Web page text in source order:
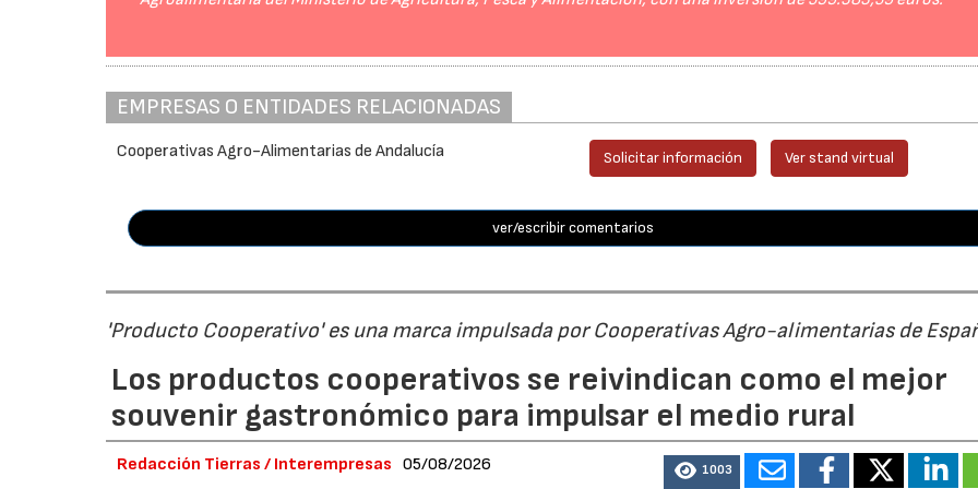
EMPRESAS O ENTIDADES RELACIONADAS
Cooperativas Agro-Alimentarias de Andalucía Solicitar información Ver stand virtual
ver/escribir comentarios
'Producto Cooperativo' es una marca impulsada por Cooperativas Agro-alimentarias de
Los productos cooperativos se reivindican como el mejor
souvenir gastronómico para impulsar el medio rural
Redacción Tierras / Interempresas 05/08/2026 1003